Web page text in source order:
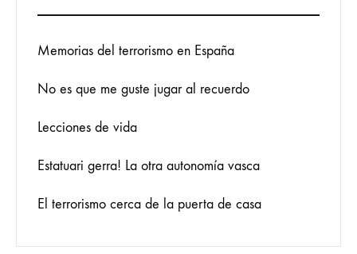
Memorias del terrorismo en España
No es que me guste jugar al recuerdo
Lecciones de vida
Estatuari gerra! La otra autonomía vasca
El terrorismo cerca de la puerta de casa